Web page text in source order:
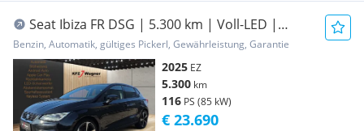
Seat Ibiza FR DSG | 5.300 km | Voll-LED |
Kamera | S...
Benzin, Automatik, gültiges Pickerl, Gewährleistung, Garantie
2025 EZ
5.300 km
116 PS (85 kW)
€ 23.690